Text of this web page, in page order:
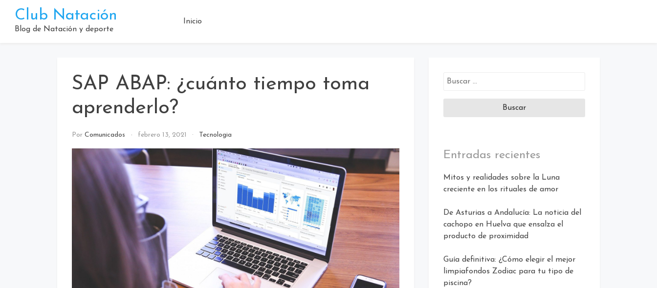
contenido
Club Natación
Blog de Natación y deporte
Inicio
SAP ABAP: ¿cuánto tiempo toma
aprenderlo?
Por Comunicados febrero 13, 2021 Tecnologia
Buscar:
Entradas recientes
Mitos y realidades sobre la Luna
creciente en los rituales de amor
De Asturias a Andalucía: La noticia del
cachopo en Huelva que ensalza el
producto de proximidad
Guía definitiva: ¿Cómo elegir el mejor
limpiafondos Zodiac para tu tipo de
piscina?